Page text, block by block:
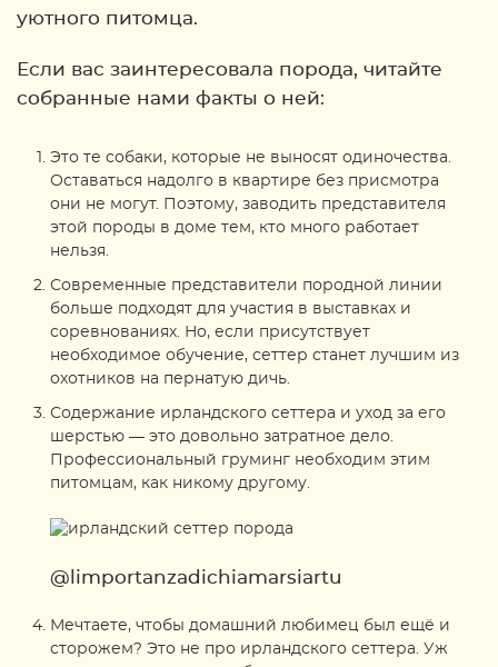
уютного питомца.
Если вас заинтересовала порода, читайте
собранные нами факты о ней:
Это те собаки, которые не выносят одиночества.
Оставаться надолго в квартире без присмотра
они не могут. Поэтому, заводить представителя
этой породы в доме тем, кто много работает
нельзя.
Современные представители породной линии
больше подходят для участия в выставках и
соревнованиях. Но, если присутствует
необходимое обучение, сеттер станет лучшим из
охотников на пернатую дичь.
Содержание ирландского сеттера и уход за его
шерстью — это довольно затратное дело.
Профессиональный груминг необходим этим
питомцам, как никому другому.
@limportanzadichiamarsiartu
Мечтаете, чтобы домашний любимец был ещё и
сторожем? Это не про ирландского сеттера. Уж